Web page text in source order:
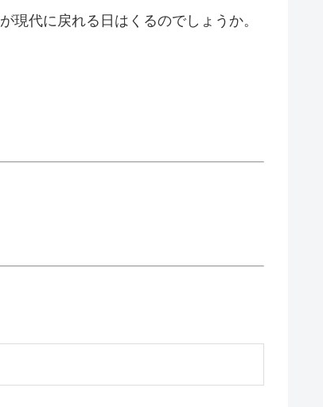
現代に戻れる日はくるのでしょうか。